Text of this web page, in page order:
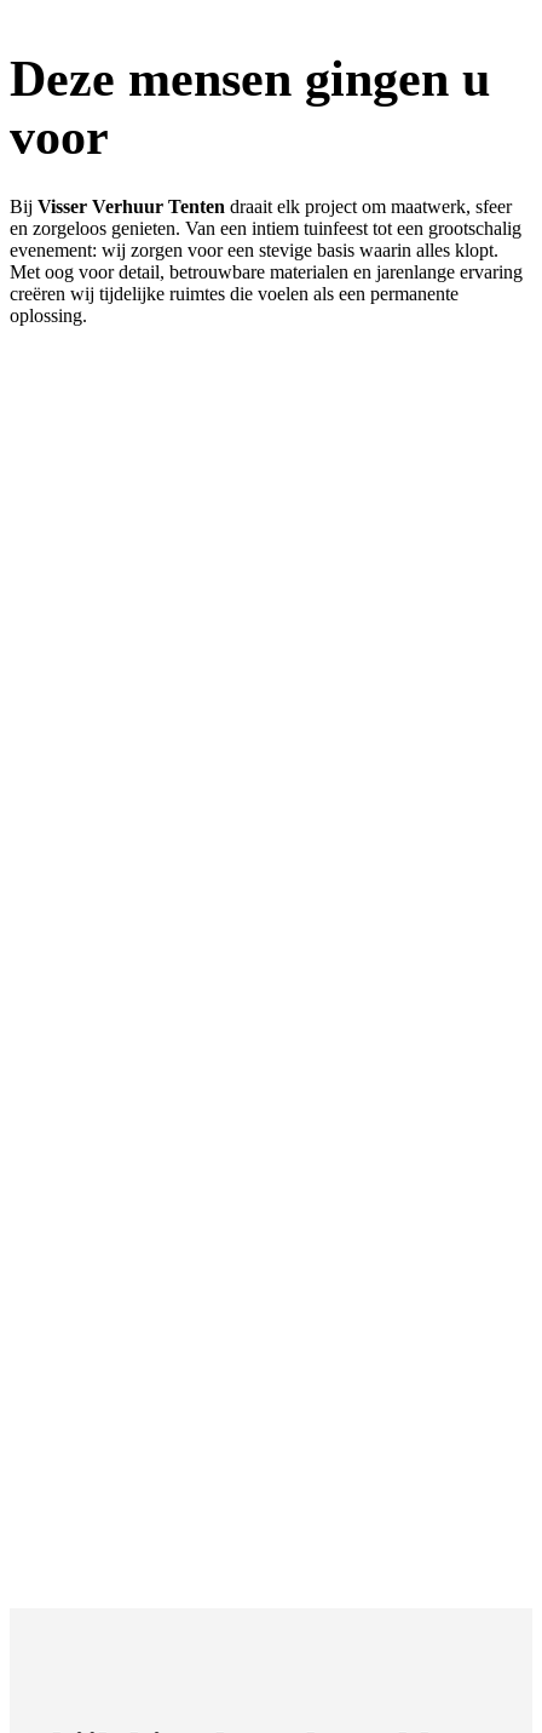
Deze mensen gingen u
voor
Bij Visser Verhuur Tenten draait elk project om maatwerk, sfeer
en zorgeloos genieten. Van een intiem tuinfeest tot een grootschalig
evenement: wij zorgen voor een stevige basis waarin alles klopt.
Met oog voor detail, betrouwbare materialen en jarenlange ervaring
creëren wij tijdelijke ruimtes die voelen als een permanente
oplossing.